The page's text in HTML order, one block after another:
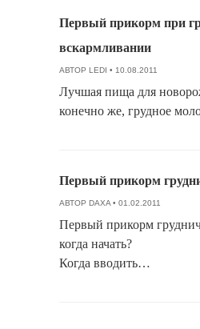
Первый прикорм при
вскармливании
АВТОР LEDI • 10.08.2011
Лучшая пища для
конечно же, грудное
Первый прикорм
АВТОР DAXA• 01.02.2011
Первый прикорм
когда начать?
Когда вводить…